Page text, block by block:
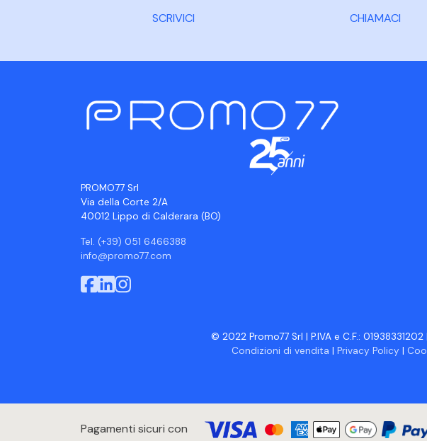
SCRIVICI CHIAMACI
PROMO77 Srl
Via della Corte 2/A
40012 Lippo di Calderara (BO)
Tel. (+39) 051 6466388
info@promo77.com
© 2022 Promo77 Srl | P.IVA e C.F.:
Condizioni di vendita | Privacy Policy |
Pagamenti sicuri con